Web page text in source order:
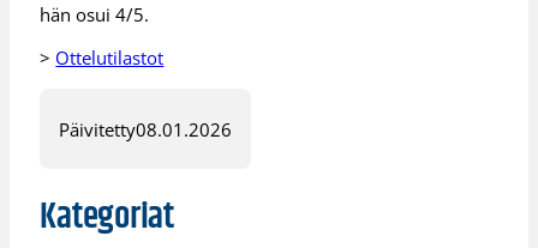
hän osui 4/5.
> Ottelutilastot
Päivitetty08.01.2026
Kategoriat